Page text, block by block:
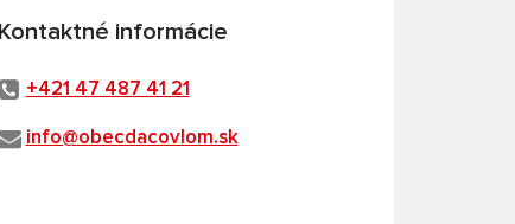
Kontaktné informácie
+421 47 487 41 21
info@obecdacovlom.sk